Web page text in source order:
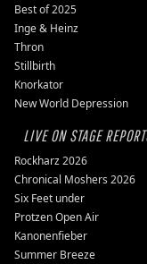
Best of 2025
Inge & Heinz
Thron
Stillbirth
Knorkator
New World Depression
LIVE ON STAGE
Rockharz 2026
Chronical Moshers 2026
Six Feet under
Protzen Open Air
Kanonenfieber
Summer Breeze